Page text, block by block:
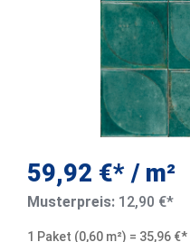
59,92 €* / m²
Musterpreis: 12,90 €*
1 Paket (0,60 m²) = 35,96 €*